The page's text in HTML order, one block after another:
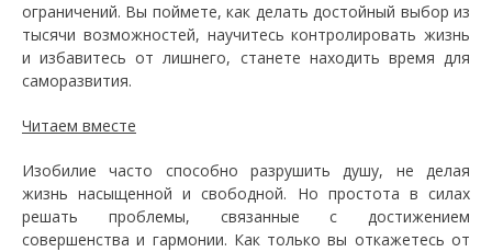
ограничений. Вы поймете, как делать достойный выбор из
тысячи возможностей, научитесь контролировать жизнь
и избавитесь от лишнего, станете находить время для
саморазвития.
Читаем вместе
Изобилие часто способно разрушить душу, не делая
жизнь насыщенной и свободной. Но простота в силах
решать проблемы, связанные с достижением
совершенства и гармонии. Как только вы откажетесь от